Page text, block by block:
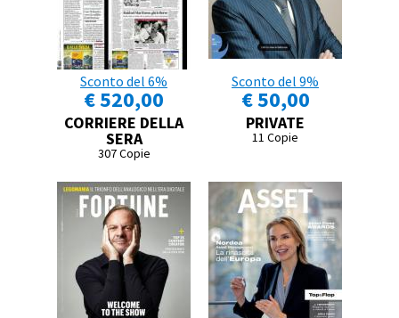
Sconto del 6%
€ 520,00
CORRIERE DELLA
SERA
307 Copie
Sconto del 9%
€ 50,00
PRIVATE
11 Copie